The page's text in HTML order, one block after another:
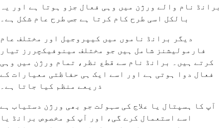
برانڈ نام والے ورژن میں وہی فعال جزو ہوتا ہے اور یہ
بالکل اسی طرح کام کرتا ہے جس طرح عام شکل ہے۔
دیگر برانڈ ناموں میں کیپروجیل اور مختلف عام
فارمولیشنز شامل ہیں جو مختلف مینوفیکچررز تیار
کرتے ہیں۔ برانڈ نام سے قطع نظر، تمام ورژن میں وہی
فعال دوا ہوتی ہے اور اسے ایک ہی حفاظتی معیارات کے
ذریعے منظم کیا جاتا ہے۔
آپ کا ہسپتال یا علاج کی سہولت جو بھی ورژن دستیاب ہے
اسے استعمال کرے گی، اور آپ کو مخصوص برانڈ یا